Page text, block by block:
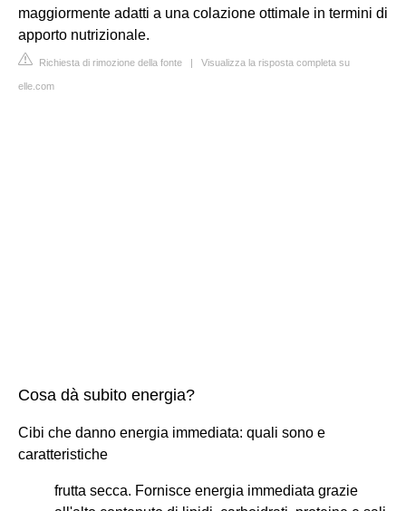
maggiormente adatti a una colazione ottimale in termini di
apporto nutrizionale.
Richiesta di rimozione della fonte | Visualizza la risposta completa su
elle.com
Cosa dà subito energia?
Cibi che danno energia immediata: quali sono e
caratteristiche
frutta secca. Fornisce energia immediata grazie